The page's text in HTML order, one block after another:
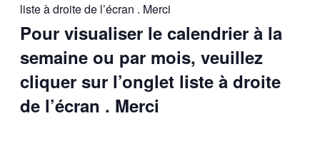
liste à droite de l’écran . Merci
Pour visualiser le calendrier à la
semaine ou par mois, veuillez
cliquer sur l’onglet liste à droite
de l’écran . Merci